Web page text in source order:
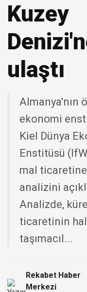
Kuzey
ulaştı
Almanya'nın
ekonomi
Kiel Dünya
Enstitüsü
mal
analizini
Analizde,
ticaretinin
taşımacıl...
Rekabet Haber
Merkezi